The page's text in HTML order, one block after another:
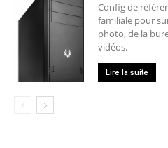
Config de
familiale pour
photo, de la
vidéos.
Lire la suite